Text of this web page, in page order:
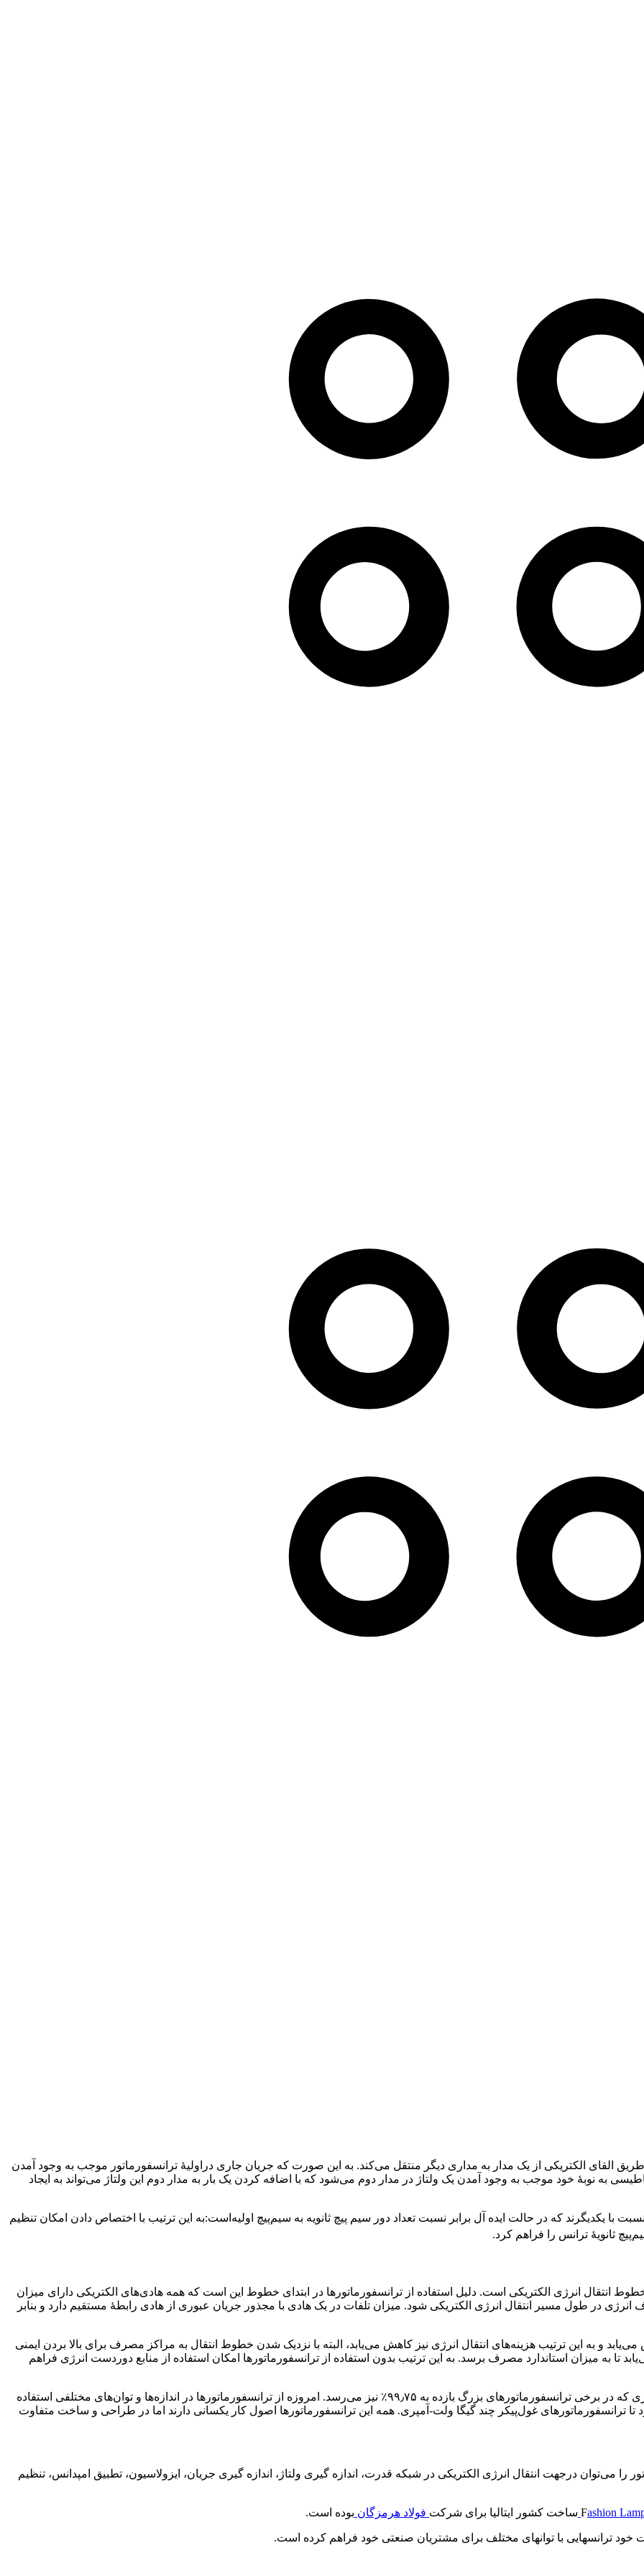
القای الکتریکی از یک مدار به مداری دیگر منتقل می‌کند. به این صورت که جریان جاری دراولیهٔ ترانسفورماتور موجب به وجود آمدن
به نوبهٔ خود موجب به وجود آمدن یک ولتاژ در مدار دوم می‌شود که با اضافه کردن یک بار به مدار دوم این ولتاژ می‌تواند به ایجاد
با یکدیگرند که در حالت ایده آل برابر نسبت تعداد دور سیم پیچ ثانویه به سیم‌پیچ اولیه‌است:به این ترتیب با اختصاص دادن امکان تنظیم
ثانویهٔ ترانس را فراهم کرد.
انتقال انرژی الکتریکی است. دلیل استفاده از ترانسفورماتورها در ابتدای خطوط این است که همه هادی‌های الکتریکی دارای میزان
در طول مسیر انتقال انرژی الکتریکی شود. میزان تلفات در یک هادی با مجذور جریان عبوری از هادی رابطهٔ مستقیم دارد و بنابر
و به این ترتیب هزینه‌های انتقال انرژی نیز کاهش می‌یابد، البته با نزدیک شدن خطوط انتقال به مراکز مصرف برای بالا بردن ایمنی
تا به میزان استاندارد مصرف برسد. به این ترتیب بدون استفاده از ترانسفورماتورها امکان استفاده از منابع دوردست انرژی فراهم
ترانسفورماتورها یکی از پربازده‌ترین تجهیزات الکتریکی هستند به طوری که در برخی ترانسفورماتورهای بزرگ بازده به ۹۹٫۷۵٪ نیز می‌رسد. امروزه از ترانسفورماتورها در اندازه‌ها و توان‌های مختلفی استفاده
ترانسفورماتورهای غول‌پیکر چند گیگا ولت-آمپری. همه این ترانسفورماتورها اصول کار یکسانی دارند اما در طراحی و ساخت متفاوت
می‌توان درجهت انتقال انرژی الکتریکی در شبکه قدرت، اندازه گیری ولتاژ، اندازه گیری جریان، ایزولاسیون، تطبیق امپدانس، تنظیم
ashion ساخت کشور ایتالیا برای شرکت فولاد هرمزگان بوده است.
خود ترانسهایی با توانهای مختلف برای مشتریان صنعتی خود فراهم کرده است.